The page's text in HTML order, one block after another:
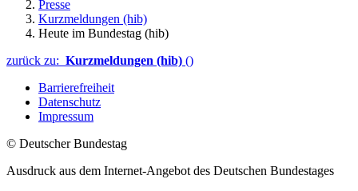
Presse
Kurzmeldungen (hib)
Heute im Bundestag (hib)
zurück zu: Kurzmeldungen (hib) ()
Barrierefreiheit
Datenschutz
Impressum
© Deutscher Bundestag
Ausdruck aus dem Internet-Angebot des Deutschen Bundestages